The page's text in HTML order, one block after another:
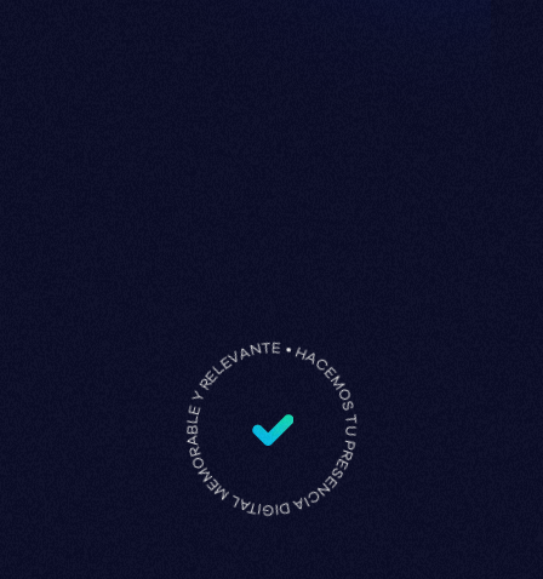
HACEMOS TU PRESENCIA DIGITAL MEMORABLE Y RELEVANTE •